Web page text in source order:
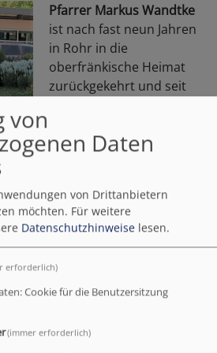
Pfarrer Markus Wandtke
ist nach fast neun Jahren
in Rohr in die
oberfränkische Heimat
zurückgekehrt und seit
Weißenstadt. Zuvor
Rohrer Kirchengemeinde
Festgottesdienst und bunten
verabschiedet. Neben
Kolleginnen und Kollegen aus
der Dekanatsjugend (Markus
und
waren auch ein Vertreter aus
Mecklenburg-Vorpommern
von
Daten
von Drittanbietern
möchten. Für weitere
Datenschutzhinweise lesen.
erforderlich)
Cookie für die Benutzersitzung
(immer erforderlich)